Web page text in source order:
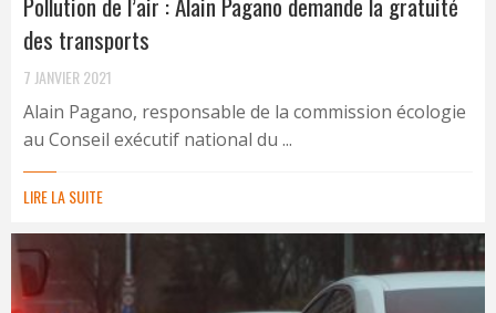
des transports
7 JANVIER 2021
Alain Pagano, responsable de la commission écologie
au Conseil exécutif national du ...
LIRE LA SUITE